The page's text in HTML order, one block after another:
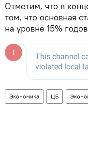
Отметим, что в
том, что основная
на уровне 15%
Экономика ЦБ